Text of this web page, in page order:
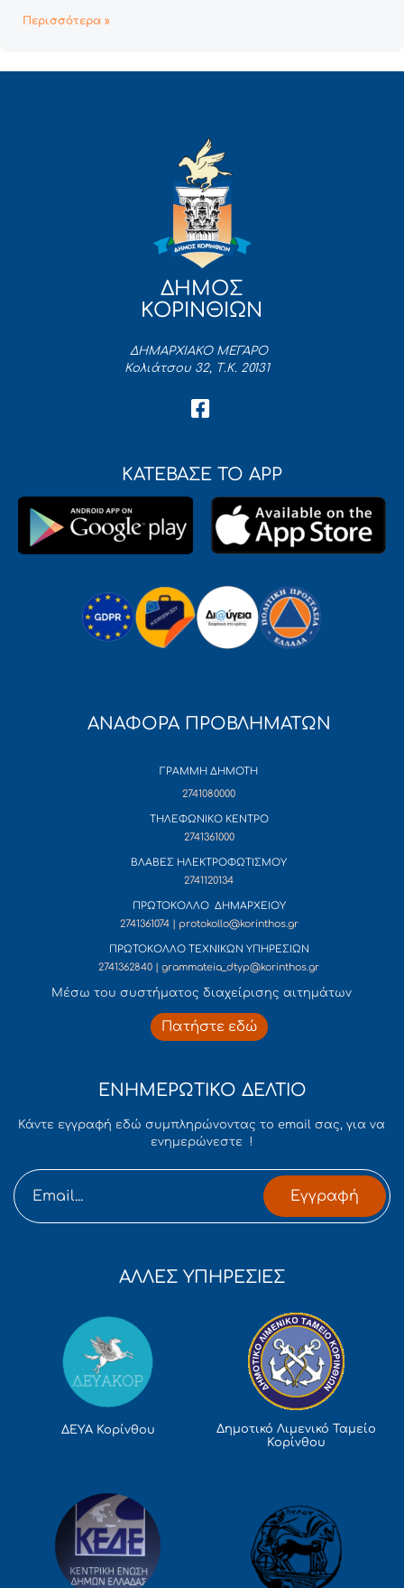
Περισσότερα »
ΔΗΜΟΣ
ΚΟΡΙΝΘΙΩΝ
ΔΗΜΑΡΧΙΑΚΟ ΜΕΓΑΡΟ
Κολιάτσου 32, Τ.Κ. 20131
ΚΑΤΕΒΑΣΕ ΤΟ APP
ΑΝΑΦΟΡΑ ΠΡΟΒΛΗΜΑΤΩΝ
ΓΡΑΜΜΗ ΔΗΜΟΤΗ
2741080000
ΤΗΛΕΦΩΝΙΚΟ ΚΕΝΤΡΟ
2741361000
ΒΛΑΒΕΣ ΗΛΕΚΤΡΟΦΩΤΙΣΜΟΥ
2741120134
ΠΡΩΤΟΚΟΛΛΟ ΔΗΜΑΡΧΕΙΟΥ
2741361074 | protokollo@korinthos.gr
ΠΡΩΤΟΚΟΛΛΟ ΤΕΧΝΙΚΩΝ ΥΠΗΡΕΣΙΩΝ
2741362840 | grammateia_dtyp@korinthos.gr
Mέσω του συστήματος διαχείρισης αιτημάτων
Πατήστε εδώ
ΕΝΗΜΕΡΩΤΙΚΟ ΔΕΛΤΙΟ
Κάντε εγγραφή εδώ συμπληρώνοντας το email σας, για να
ενημερώνεστε !
Εγγραφή
ΑΛΛΕΣ ΥΠΗΡΕΣΙΕΣ
ΔΕΥΑ Κορίνθου
Δημοτικό Λιμενικό Ταμείο
Κορίνθου